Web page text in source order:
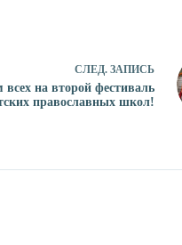
СЛЕД. ЗАПИСЬ
на второй фестиваль
православных школ!